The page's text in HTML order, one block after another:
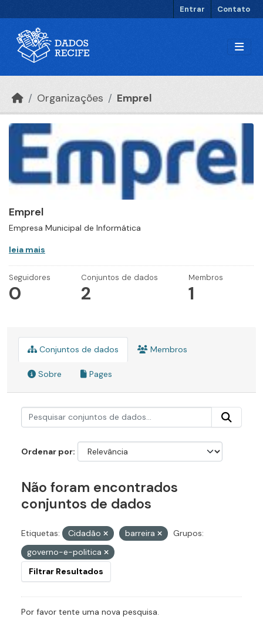
Entrar Contato
Organizações Emprel
Emprel
Empresa Municipal de Informática
leia mais
Seguidores
0
Conjuntos de dados
2
Membros
1
Conjuntos de dados Membros
Sobre Pages
Ordenar por
Não foram encontrados
conjuntos de dados
Etiquetas: Cidadão barreira
Grupos:
governo-e-politica
Filtrar Resultados
Por favor tente uma nova pesquisa.